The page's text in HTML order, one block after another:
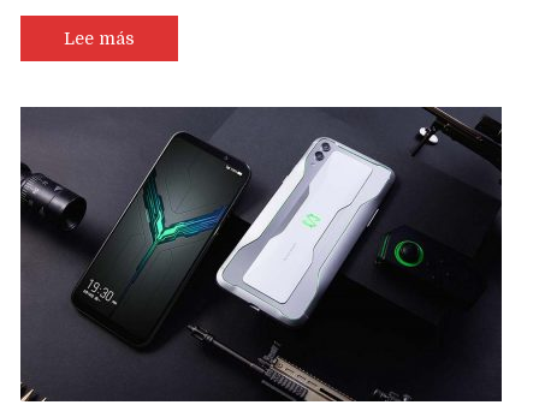
todo
el
marketing
medios
destacando
cualidades
la
pantalla
sus
Plus
Lee más